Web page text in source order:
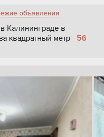
объявления
Калининграде в
квадратный метр - 56